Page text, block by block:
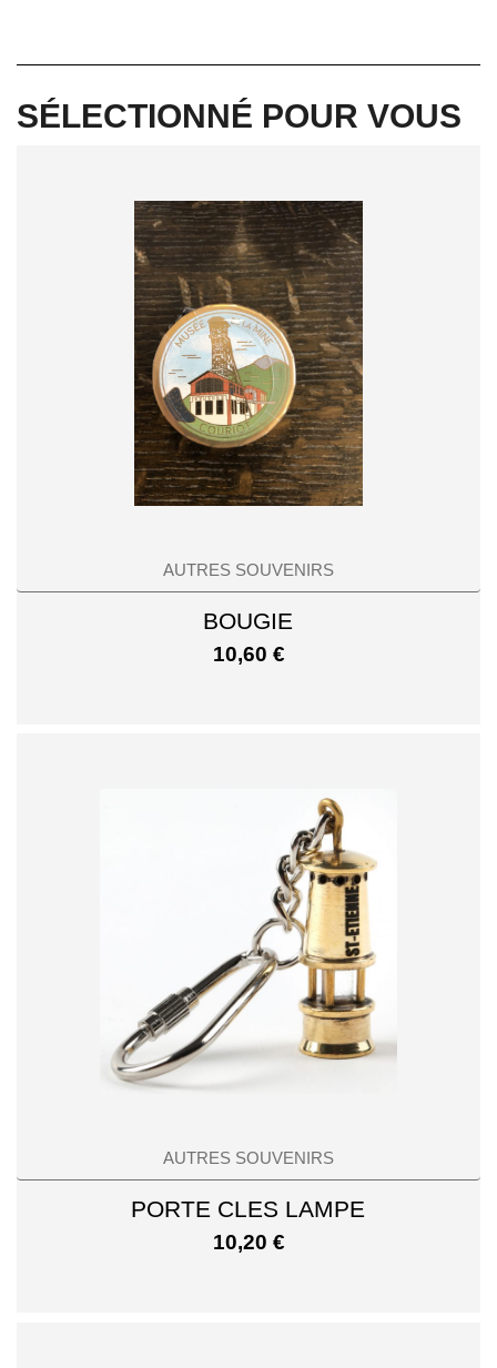
SÉLECTIONNÉ POUR VOUS
AUTRES SOUVENIRS
BOUGIE
10,60 €
AUTRES SOUVENIRS
PORTE CLES LAMPE
10,20 €